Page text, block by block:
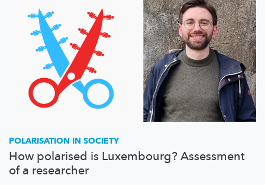
POLARISATION IN SOCIETY
How polarised is Luxembourg? Assessment
of a researcher